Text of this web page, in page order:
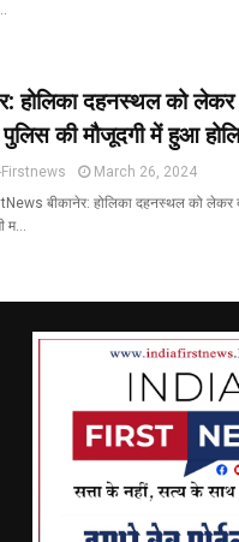
होलिका दहनस्थल को
की मौजूदगी में हुआ
Firstnews
March 26, 2024
बीकानेर: होलिका दहनस्थल को
म…